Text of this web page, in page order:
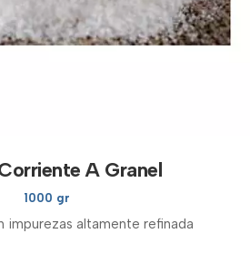
A Granel
1000 gr
impurezas altamente refinada